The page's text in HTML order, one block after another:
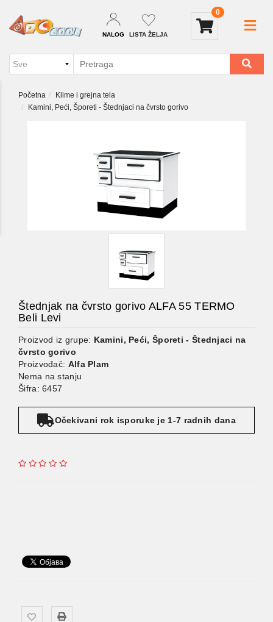
NALOG LISTA ŽELJA
0
Početna
Klime i grejna tela
Kamini, Peći, Šporeti - Štednjaci na čvrsto gorivo
Štednjak na čvrsto gorivo ALFA 55 TERMO
Beli Levi
Proizvod iz grupe: Kamini, Peći, Šporeti - Štednjaci na
čvrsto gorivo
Proizvođač: Alfa Plam
Nema na stanju
Šifra: 6457
Očekivani rok isporuke je 1-7 radnih dana